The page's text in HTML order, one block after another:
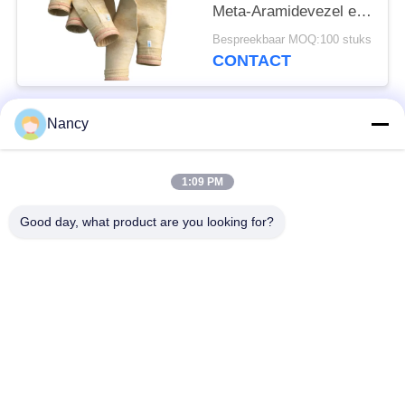
Meta-Aramidevezel en
Afschroeibehandeling
voor Verbeterde
Bespreekbaar MOQ:100 stuks
CONTACT
populaire categorieën
Nancy
1:09 PM
Good day, what product are you looking for?